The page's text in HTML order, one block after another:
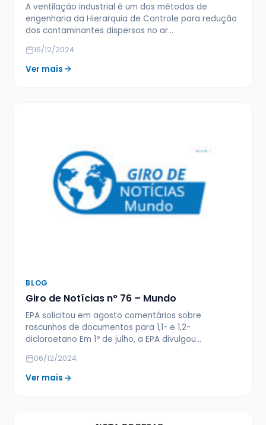
A ventilação industrial é um dos métodos de
engenharia da Hierarquia de Controle para redução
dos contaminantes dispersos no ar…
16/12/2024
Ver mais
BLOG
Giro de Notícias n° 76 – Mundo
EPA solicitou em agosto comentários sobre
rascunhos de documentos para 1,1- e 1,2-
dicloroetano Em 1º de julho, a EPA divulgou…
06/12/2024
Ver mais